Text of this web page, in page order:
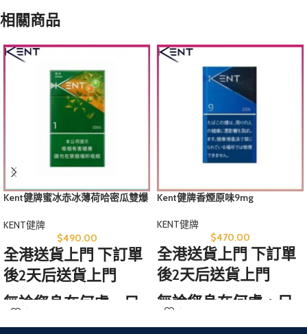
相關商品
Kent健牌蜜冰赤冰薄荷哈密瓜雙爆
KENT健牌
$490.00
全港送貨上門 下訂單
後2天后送貨上門
無論您身在何處，只
需訪問我們的網站，
Kent健牌香煙原味9mg
KENT健牌
$470.00
全港送貨上門 下訂單
後2天后送貨上門
無論您身在何處，只
需訪問我們的網站，